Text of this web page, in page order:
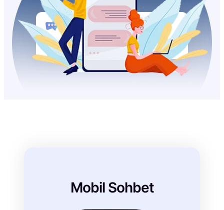
chat
Hergün
Benzersiz Kullanıcılar
Mobil Sohbet